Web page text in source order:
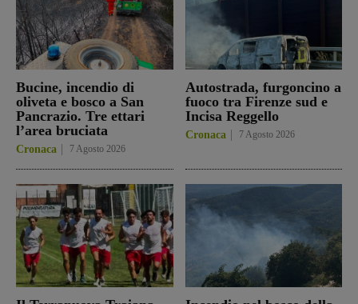
Bucine, incendio di
oliveta e bosco a San
Pancrazio. Tre ettari
l’area bruciata
Cronaca 7 Agosto 2026
Autostrada, furgoncino a
fuoco tra Firenze sud e
Incisa Reggello
Cronaca 7 Agosto 2026